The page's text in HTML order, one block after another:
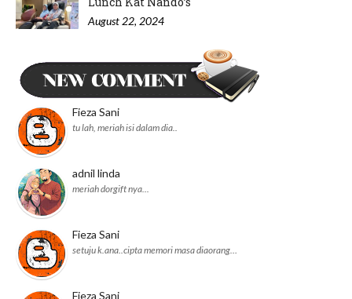
August 22, 2024
Minum Petang di Nyonya Cendol IOI
Puchong
Fieza Sani
tu lah, meriah isi dalam dia..
adnil linda
meriah dorgift nya...
Fieza Sani
setuju k.ana..cipta memori masa diaorang…
Fieza Sani